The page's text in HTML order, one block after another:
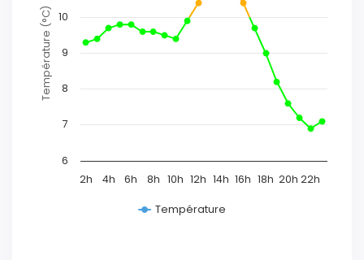
Température (°C)
2h 4h 6h 8h 10h 12h 14h 16h 18h 20h 22h
6
7
8
9
10
Température